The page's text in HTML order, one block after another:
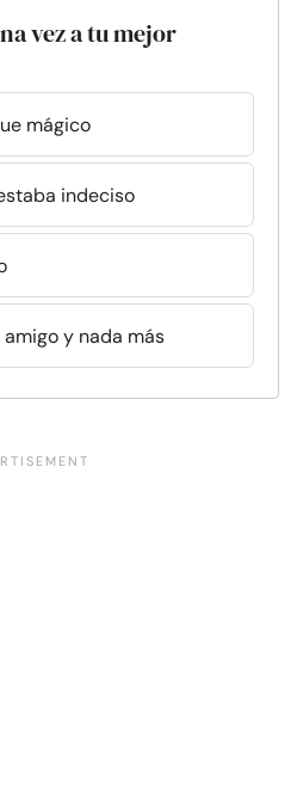
vez a tu mejor
mágico
indeciso
amigo y nada más